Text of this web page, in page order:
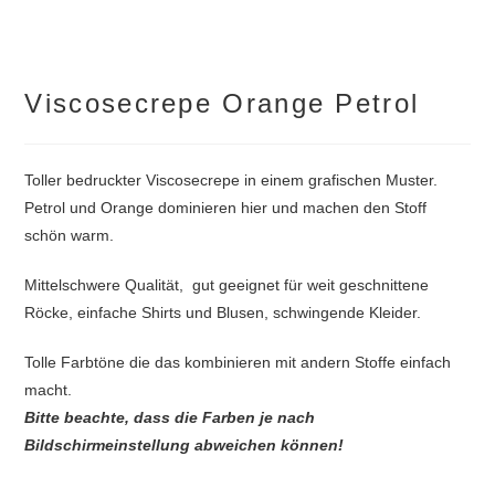
Viscosecrepe Orange Petrol
Toller bedruckter Viscosecrepe in einem grafischen Muster.
Petrol und Orange dominieren hier und machen den Stoff
schön warm.
Mittelschwere Qualität, gut geeignet für weit geschnittene
Röcke, einfache Shirts und Blusen, schwingende Kleider.
Tolle Farbtöne die das kombinieren mit andern Stoffe einfach
macht.
Bitte beachte, dass die Farben je nach
Bildschirmeinstellung abweichen können!